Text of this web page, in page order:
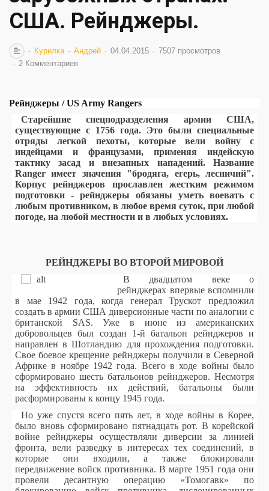
США. Рейнджеры.
Курилка Андрей 04.04.2015
7507 просмотров
2 Комментариев
Рейнджеры / US Army Rangers
Старейшие спецподразделения армии США,
существующие с 1756 года. Это были специальные
отряды легкой пехоты, которые вели войну с
индейцами и французами, применяя индейскую
тактику засад и внезапных нападений. Название
Ranger имеет значения "бродяга, егерь, лесничий".
Корпус рейнджеров прославлен жестким режимом
подготовки - рейнджеры обязаны уметь воевать с
любым противником, в любое время суток, при любой
погоде, на любой местности и в любых условиях.
РЕЙНДЖЕРЫ ВО ВТОРОЙ МИРОВОЙ
В двадцатом веке о
рейнджерах впервые вспомнили
в мае 1942 года, когда генерал Трускот предложил
создать в армии США диверсионные части по аналогии с
британской SAS. Уже в июне из американских
добровольцев был создан 1-й батальон рейнджеров и
направлен в Шотландию для прохождения подготовки.
Свое боевое крещение рейнджеры получили в Северной
Африке в ноябре 1942 года. Всего в ходе войны было
сформировано шесть батальонов рейнджеров. Несмотря
на эффективность их действий, батальоны были
расформированы к концу 1945 года.
Но уже спустя всего пять лет, в ходе войны в Корее,
было вновь сформировано пятнадцать рот. В корейской
войне рейнджеры осуществляли диверсии за линией
фронта, вели разведку в интересах тех соединений, в
которые они входили, а также блокировали
передвижение войск противника. В марте 1951 года они
провели десантную операцию «Томогавк» по